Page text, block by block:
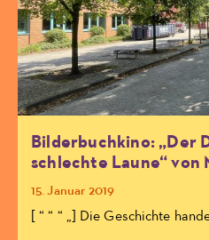
Bilderbuchkino: „Der
schlechte Laune“ von
15. Januar 2019
[ “ “ “ „] Die Geschichte